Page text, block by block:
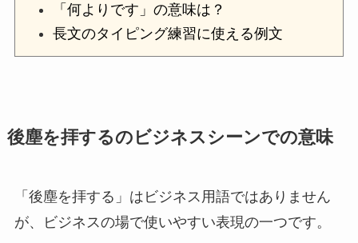
「何よりです」の意味は？
長文のタイピング練習に使える例文
後塵を拝するのビジネスシーンでの意味
「後塵を拝する」はビジネス用語ではありません
が、ビジネスの場で使いやすい表現の一つです。